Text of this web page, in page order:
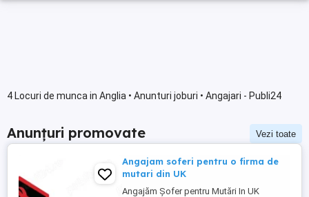
4 Locuri de munca in Anglia • Anunturi joburi • Angajari - Publi24
Anunțuri promovate Vezi toate
Angajam soferi pentru o firma de
mutari din UK
Angajăm Șofer pentru Mutări In UK